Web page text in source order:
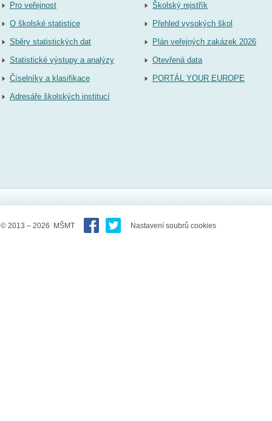
Pro veřejnost
O školské statistice
Sběry statistických dat
Statistické výstupy a analýzy
Číselníky a klasifikace
Adresáře školských institucí
Školský rejstřík
Přehled vysokých škol
Plán veřejných zakázek 2026
Otevřená data
PORTÁL YOUR EUROPE
© 2013 – 2026 MŠMT Nastavení soubrů cookies